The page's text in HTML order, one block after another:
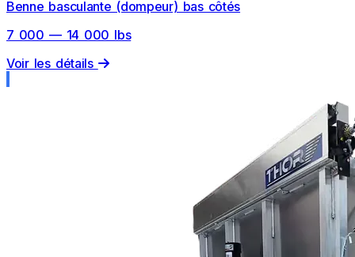
Benne basculante (dompeur) bas côtés
7 000 — 14 000 lbs
Voir les détails